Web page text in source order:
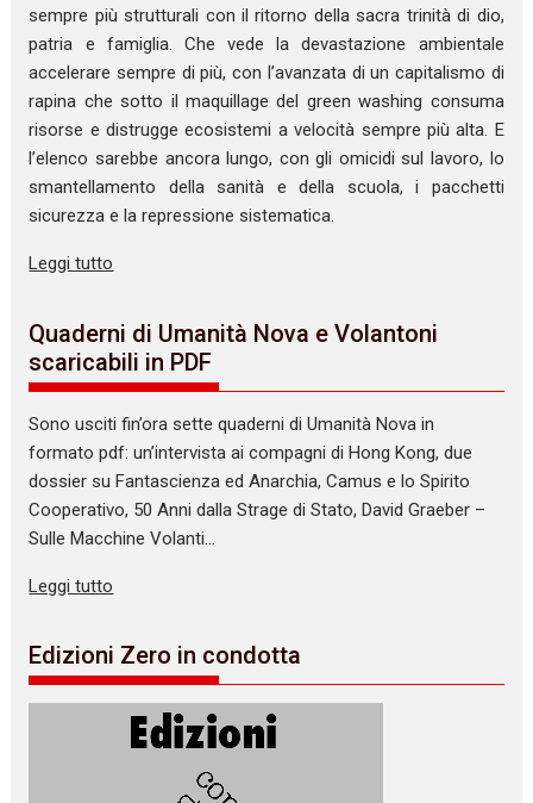
sempre più strutturali con il ritorno della sacra trinità di dio,
patria e famiglia. Che vede la devastazione ambientale
accelerare sempre di più, con l’avanzata di un capitalismo di
rapina che sotto il maquillage del green washing consuma
risorse e distrugge ecosistemi a velocità sempre più alta. E
l’elenco sarebbe ancora lungo, con gli omicidi sul lavoro, lo
smantellamento della sanità e della scuola, i pacchetti
sicurezza e la repressione sistematica.
Leggi tutto
Quaderni di Umanità Nova e Volantoni
scaricabili in PDF
Sono usciti fin’ora sette quaderni di Umanità Nova in
formato pdf: un’intervista ai compagni di Hong Kong, due
dossier su Fantascienza ed Anarchia, Camus e lo Spirito
Cooperativo, 50 Anni dalla Strage di Stato, David Graeber –
Sulle Macchine Volanti…
Leggi tutto
Edizioni Zero in condotta